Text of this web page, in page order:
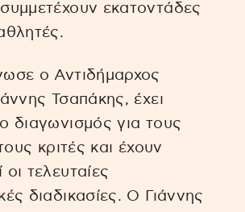
εκατοντάδες
ο Αντιδήμαρχος
Τσαπάκης, έχει
διαγωνισμός για τους
κριτές και έχουν
τελευταίες
διαδικασίες. Ο Γιάννης